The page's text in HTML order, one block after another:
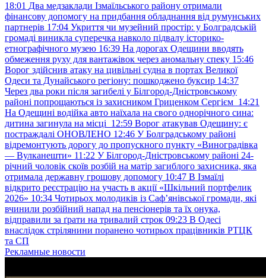
18:01 Два медзаклади Ізмаїльського району отримали
фінансову допомогу на придбання обладнання від румунських
партнерів 17:04 Укриття чи музейний простір: у Болградській
громаді виникла суперечка навколо підвалу історико-
етнографічного музею 16:39 На дорогах Одещини вводять
обмеження руху для вантажівок через аномальну спеку 15:46
Ворог здійснив атаку на цивільні судна в портах Великої
Одеси та Дунайського регіону: пошкоджено буксир 14:37
Через два роки після загибелі у Білгород-Дністровському
районі попрощаються із захисником Гриценком Сергієм 14:21
На Одещині водійка авто наїхала на свого однорічного сина:
дитина загинула на місці 12:59 Ворог атакував Одещину: є
постраждалі ОНОВЛЕНО 12:46 У Болградському районі
відремонтують дорогу до пропускного пункту «Виноградівка
— Вулканешти» 11:22 У Білгород-Дністровському районі 24-
річний чоловік скоїв розбій на матір загиблого захисника, яка
отримала державну грошову допомогу 10:47 В Ізмаїлі
відкрито реєстрацію на участь в акції «Шкільний портфелик
2026» 10:34 Чотирьох молодиків із Саф’янівської громади, які
вчинили розбійний напад на пенсіонерів та їх онука,
відправили за ґрати на тривалий строк 09:23 В Одесі
внаслідок стрілянини поранено чотирьох працівників РТЦК
та СП
Рекламные новости